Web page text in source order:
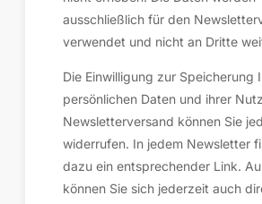
ausschließlich für den
verwendet und nicht an Dritte
Die Einwilligung zur Speicherung
persönlichen Daten und ihrer
Newsletterversand können Sie
widerrufen. In jedem Newsletter
dazu ein entsprechender Link.
können Sie sich jederzeit auch